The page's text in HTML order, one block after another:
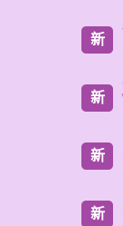
新
新
新
新